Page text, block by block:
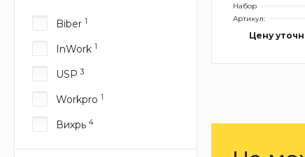
Biber 1
InWork 1
USP3
Workpro 1
Вихрь 4
Набор
Артикул:
Цену